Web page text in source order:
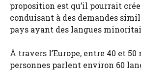
proposition est qu’il pourrait
conduisant à des demandes
pays ayant des langues
À travers l’Europe, entre 40 et
personnes parlent environ 60